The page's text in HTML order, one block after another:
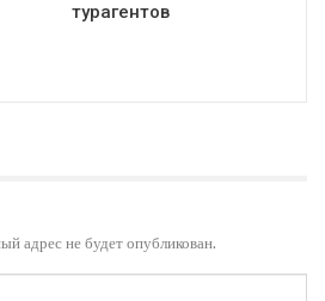
турагентов
адрес не будет опубликован.